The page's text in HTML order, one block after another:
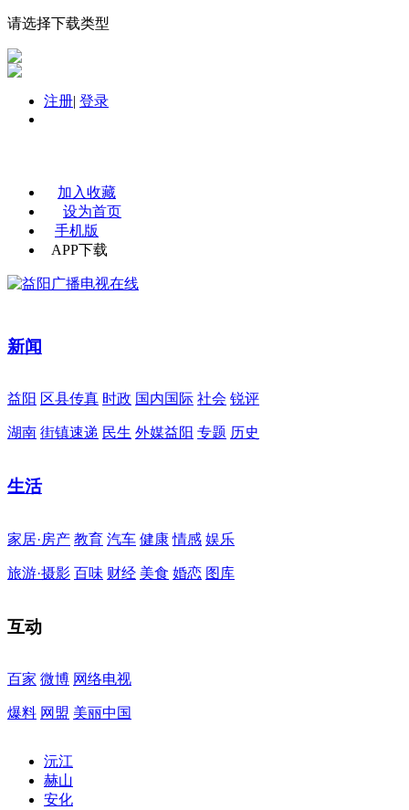
请选择下载类型
注册| 登录
加入收藏
设为首页
手机版
APP下载
新闻
益阳 区县传真 时政 国内国际 社会 锐评
湖南 街镇速递 民生 外媒益阳 专题 历史
生活
家居·房产 教育 汽车 健康 情感 娱乐
旅游·摄影 百味 财经 美食 婚恋 图库
互动
百家 微博 网络电视
爆料 网盟 美丽中国
沅江
赫山
安化